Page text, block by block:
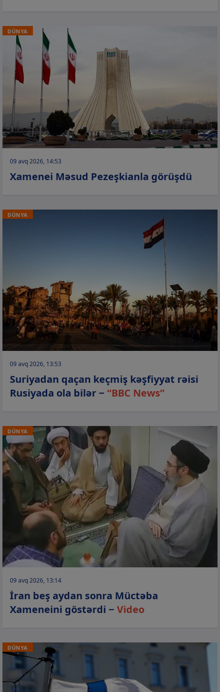
DÜNYA
09 avq 2026, 14:53
Xamenei Məsud Pezeşkianla görüşdü
DÜNYA
09 avq 2026, 13:53
Suriyadan qaçan keçmiş kəşfiyyat rəisi
Rusiyada ola bilər − “BBC News”
DÜNYA
09 avq 2026, 13:14
İran beş aydan sonra Müctəba
Xameneini göstərdi − Video
DÜNYA